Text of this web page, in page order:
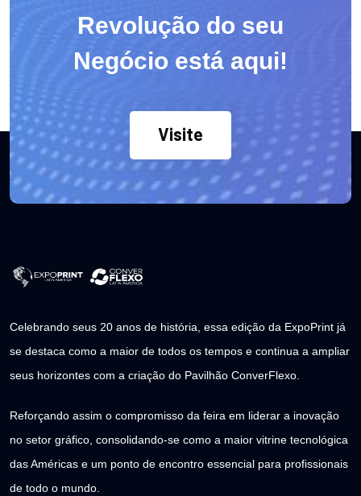
Revolução do seu
Negócio está aqui!
Visite
Celebrando seus 20 anos de história, essa edição da ExpoPrint já
se destaca como a maior de todos os tempos e continua a ampliar
seus horizontes com a criação do Pavilhão ConverFlexo.
Reforçando assim o compromisso da feira em liderar a inovação
no setor gráfico, consolidando-se como a maior vitrine tecnológica
das Américas e um ponto de encontro essencial para profissionais
de todo o mundo.